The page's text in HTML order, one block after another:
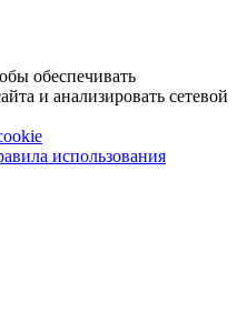
обеспечивать
и анализировать сетевой
использования